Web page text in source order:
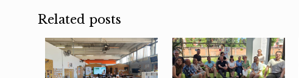
Related posts